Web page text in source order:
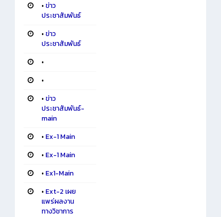
• ข่าว
ประชาสัมพันธ์
• ข่าว
ประชาสัมพันธ์
•
•
• ข่าว
ประชาสัมพันธ์-
main
• Ex-1 Main
• Ex-1 Main
• Ex1-Main
• Ext-2 เผย
แพร่ผลงาน
ทางวิชาการ